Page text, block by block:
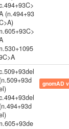
(n.494+93
(n.509+93d
(n.494+93d
gnomAD